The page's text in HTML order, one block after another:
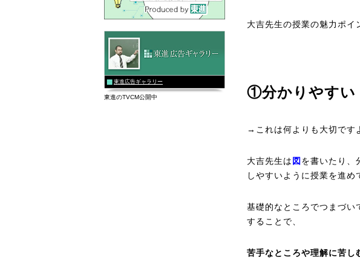
大吉先生の授業の魅力ポイ
①分かりやすい
→これは何よりも大切です
大吉先生は 図 を書いたり、
しやすいように授業を進め
基礎的なところでつまづい
することで、
苦手なところや理解に苦し
東進広告ギャラリー
東進のTVCM公開中